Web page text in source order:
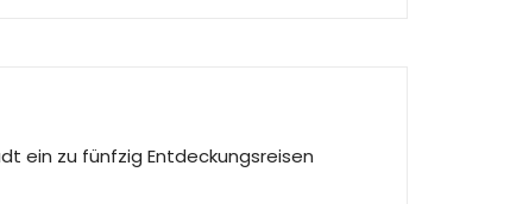
ein zu fünfzig Entdeckungsreisen